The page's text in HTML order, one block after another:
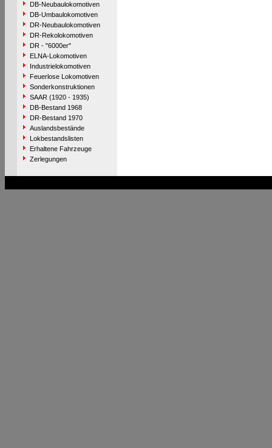
DB-Neubaulokomotiven
DB-Umbaulokomotiven
DR-Neubaulokomotiven
DR-Rekolokomotiven
DR - "6000er"
ELNA-Lokomotiven
Industrielokomotiven
Feuerlose Lokomotiven
Sonderkonstruktionen
SAAR (1920 - 1935)
DB-Bestand 1968
DR-Bestand 1970
Auslandsbestände
Lokbestandslisten
Erhaltene Fahrzeuge
Zerlegungen